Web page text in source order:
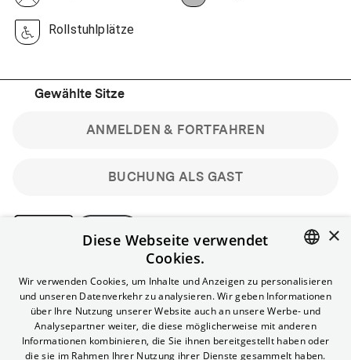
Rollstuhlplätze
Gewählte Sitze
BUCHUNG ALS GAST
ANMELDEN & FORTFAHREN
Bitte beachte: Gastbuchungen sind nicht stornierbar.
Registriere dich kostenlos für bis zu 90 min vor Filmbeginn
stornierbare Tickets für reguläre Vorstellungen.
Unlimited-Mitglied? Melde dich an, um deine Benefits
nutzen zu können.
ENGLISH
×
Diese Webseite verwendet
Cookies.
Wir verwenden Cookies, um Inhalte und Anzeigen zu personalisieren
und unseren Datenverkehr zu analysieren. Wir geben Informationen
über Ihre Nutzung unserer Website auch an unsere Werbe- und
Analysepartner weiter, die diese möglicherweise mit anderen
Informationen kombinieren, die Sie ihnen bereitgestellt haben oder
die sie im Rahmen Ihrer Nutzung ihrer Dienste gesammelt haben.